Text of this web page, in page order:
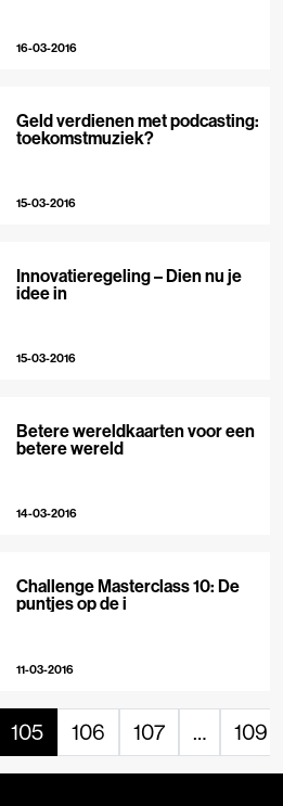
16-03-2016
Geld verdienen met podcasting:
toekomstmuziek?
15-03-2016
Innovatieregeling – Dien nu je
idee in
15-03-2016
Betere wereldkaarten voor een
betere wereld
14-03-2016
Challenge Masterclass 10: De
puntjes op de i
11-03-2016
105 106 107 … 109